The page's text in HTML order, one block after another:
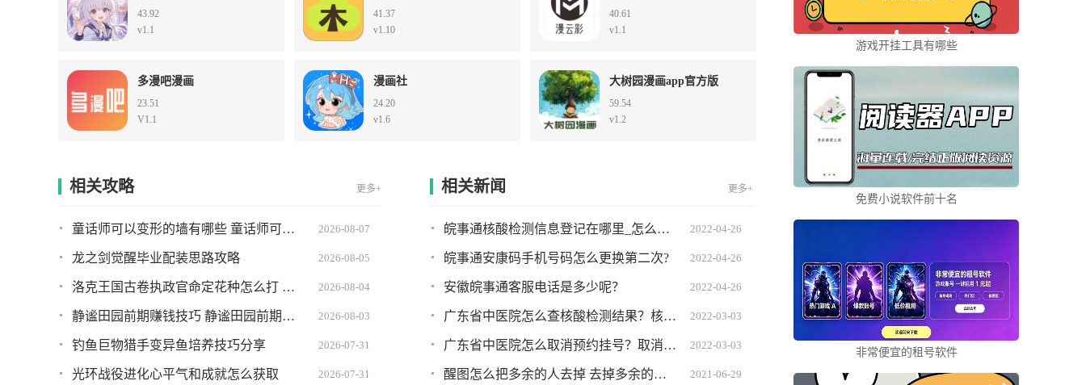
43.92
v1.1
41.37
v1.10
40.61
v1.1
多漫吧漫画
23.51
V1.1
漫画社
24.20
v1.6
大树园漫画app官方版
59.54
v1.2
相关攻略 更多+
童话师可以变形的墙有哪些 童话师可以变形的墙推荐 2026-08-07
龙之剑觉醒毕业配装思路攻略 2026-08-05
洛克王国古卷执政官命定花种怎么打 古卷执政官命定花种打法攻略 2026-08-04
静谧田园前期赚钱技巧 静谧田园前期如何快速赚到钱 2026-08-03
钓鱼巨物猎手变异鱼培养技巧分享 2026-07-31
光环战役进化心平气和成就怎么获取 2026-07-31
相关新闻 更多+
皖事通核酸检测信息登记在哪里_怎么弄?详细图文教程 2022-04-26
皖事通安康码手机号码怎么更换第二次? 2022-04-26
安徽皖事通客服电话是多少呢？ 2022-04-26
广东省中医院怎么查核酸检测结果？核酸检测结果查询方法 2022-03-03
广东省中医院怎么取消预约挂号？取消挂号方法 2022-03-03
醒图怎么把多余的人去掉 去掉多余的人教程分享 2021-06-29
游戏开挂工具有哪些
免费小说软件前十名
非常便宜的租号软件